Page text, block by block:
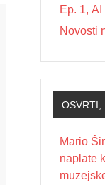
Ep. 1,
Novosti
OSVRTI,
Mario
naplate